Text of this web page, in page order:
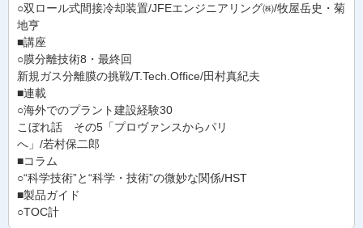
○双ロール式間接冷却装置/JFEエンジニアリング㈱/牧屋岳史・菊
地亨
■講座
○膜分離技術8・最終回
新規ガス分離膜の挑戦/T.Tech.Office/田村真紀夫
■連載
○海外でのプラント建設経験30
こぼれ話 その5「プロヴァンスからパリ
へ」/若村保二郎
■コラム
○“科学技術”と“科学・技術”の微妙な関係/HST
■製品ガイド
○TOC計